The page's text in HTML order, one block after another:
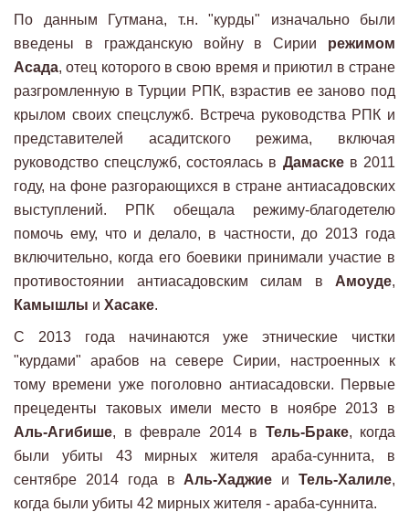
По данным Гутмана, т.н. "курды" изначально были
введены в гражданскую войну в Сирии режимом
Асада, отец которого в свою время и приютил в стране
разгромленную в Турции РПК, взрастив ее заново под
крылом своих спецслужб. Встреча руководства РПК и
представителей асадитского режима, включая
руководство спецслужб, состоялась в Дамаскев 2011
году, на фоне разгорающихся в стране антиасадовских
выступлений. РПК обещала режиму-благодетелю
помочь ему, что и делало, в частности, до 2013 года
включительно, когда его боевики принимали участие в
противостоянии антиасадовским силам в Амоуде,
Камышлы и Хасаке.
С 2013 года начинаются уже этнические чистки
"курдами" арабов на севере Сирии, настроенных к
тому времени уже поголовно антиасадовски. Первые
прецеденты таковых имели место в ноябре 2013 в
Аль-Агибише, в феврале 2014 в Тель-Браке, когда
были убиты 43 мирных жителя араба-суннита, в
сентябре 2014 года в Аль-Хаджие иТель-Халиле,
когда были убиты 42 мирных жителя - араба-суннита.